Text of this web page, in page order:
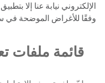
الإلكتروني نيابة عنا إلا
وفقًا للأغراض الموضحة في
قائمة ملفات